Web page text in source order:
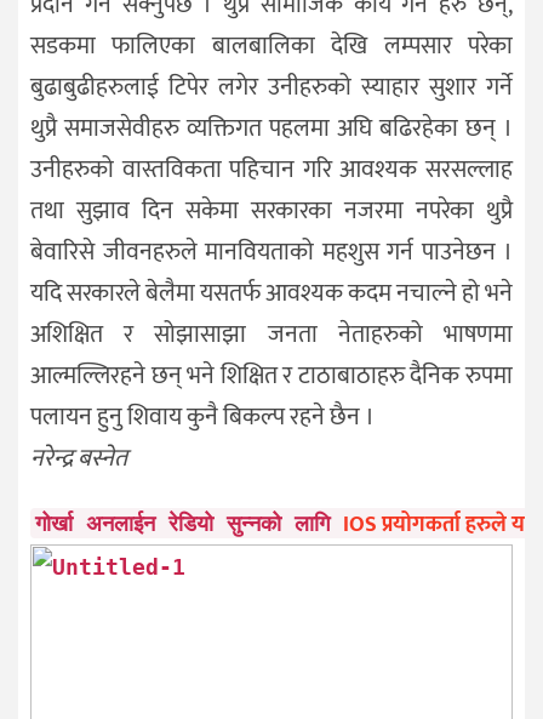
सडकमा फालिएका बालबालिका देखि लम्पसार परेका
बुढाबुढीहरुलाई टिपेर लगेर उनीहरुको स्याहार सुशार गर्ने
थुप्रै समाजसेवीहरु व्यक्तिगत पहलमा अघि बढिरहेका छन् ।
उनीहरुको वास्तविकता पहिचान गरि आवश्यक सरसल्लाह
तथा सुझाव दिन सकेमा सरकारका नजरमा नपरेका थुप्रै
बेवारिसे जीवनहरुले मानवियताको महशुस गर्न पाउनेछन ।
यदि सरकारले बेलैमा यसतर्फ आवश्यक कदम नचाल्ने हो भने
अशिक्षित र सोझासाझा जनता नेताहरुको भाषणमा
आल्मल्लिरहने छन् भने शिक्षित र टाठाबाठाहरु दैनिक रुपमा
पलायन हुनु शिवाय कुनै बिकल्प रहने छैन ।
नरेन्द्र बस्नेत
गोर्खा अनलाईन रेडियो सुन्नको लागि IOS प्रयोगकर्ता हरुले